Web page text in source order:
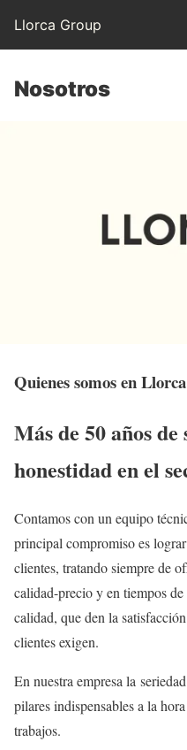
Llorca Group
Nosotros
Quienes somos en
Más de 50 años
honestidad en el
Contamos con un equipo
principal compromiso es
clientes, tratando siempre de
calidad-precio y en tiempos
calidad, que den la
clientes exigen.
En nuestra empresa la
pilares indispensables a la
trabajos.